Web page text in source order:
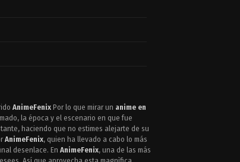
AnimeFenix Por lo que mirar un anime en
la época y el escenario en que fue
haciendo que no estimes alejarte de su
AnimeFenix, quien ha llevado a cabo lo más
desenlace. En AnimeFenix, una de las más